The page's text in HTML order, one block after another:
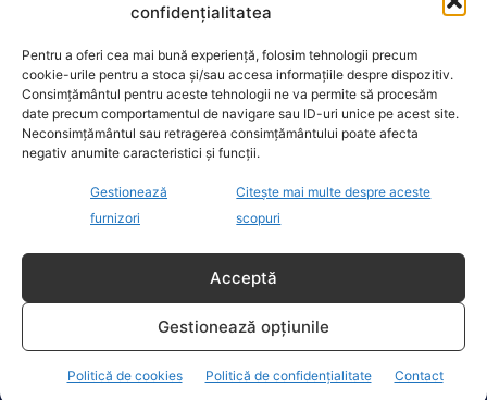
confidențialitatea
Pentru a oferi cea mai bună experiență, folosim tehnologii precum
cookie-urile pentru a stoca și/sau accesa informațiile despre dispozitiv.
Consimțământul pentru aceste tehnologii ne va permite să procesăm
date precum comportamentul de navigare sau ID-uri unice pe acest site.
Neconsimțământul sau retragerea consimțământului poate afecta
negativ anumite caracteristici și funcții.
Gestionează
furnizori
Citește mai multe despre aceste
scopuri
Acceptă
Gestionează opțiunile
Politică de cookies Politică de confidențialitate Contact
către preoteasa lui Vlad Voiculescu:
Pîrvulescu Cristian Daniel - managerul
Sorin Mircea Toader - asociat cu Enevo
UCM Reșița - implicată în escrocheria de
Viorel Gafiță - asociat cu Enevo Group în
MONICA ALTHAMER